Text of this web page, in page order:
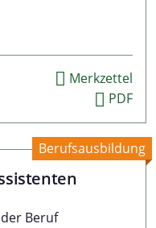
Merkzettel
PDF
Beruf
Berufsausbildung